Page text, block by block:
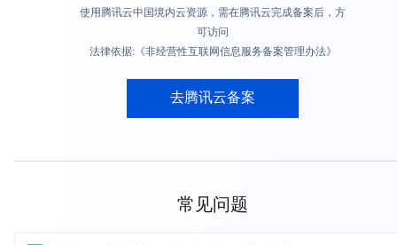
使用腾讯云中国境内云资源，需在腾讯云完成备案后，方
可访问
法律依据:《非经营性互联网信息服务备案管理办法》
去腾讯云备案
常见问题